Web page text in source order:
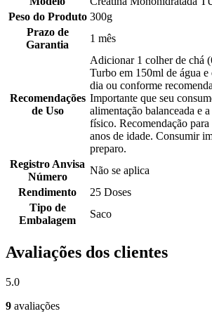
Peso do Produto 300g
Prazo de
Garantia
1 mês
Recomendações
de Uso
Adicionar 1 colher de chá
Turbo em 150ml de água
dia ou conforme
Importante que seu
alimentação balanceada e
físico. Recomendação
anos de idade. Consumir
preparo.
Registro Anvisa
Número
Não se aplica
Rendimento
25 Doses
Tipo de
Embalagem
Saco
Avaliações dos clientes
5.0
9 avaliações